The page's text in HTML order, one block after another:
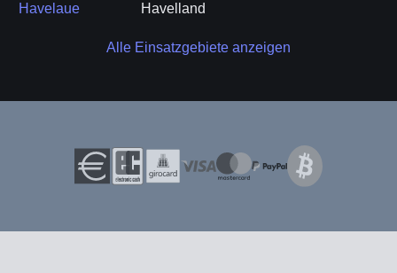
Havelaue
Havelland
Alle Einsatzgebiete anzeigen